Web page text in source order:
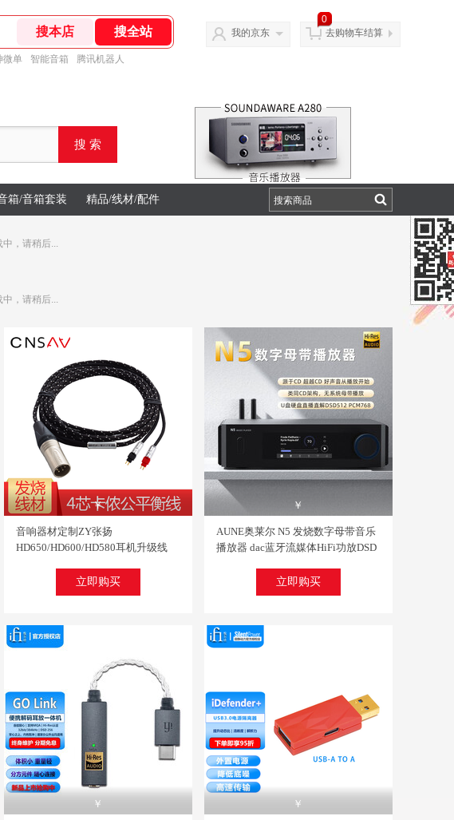
微单 智能音箱 腾讯机器人
我的京东
0
去购物车结算
搜 索
箱/音箱套装 精品/线材/配件
中，请稍后...
中，请稍后...
￥
音响器材定制ZY张扬
HD650/HD600/HD580耳机升级线
衡2.5M【ZY-002】
立即购买
￥
AUNE奥莱尔 N5 发烧数字母带音乐
播放器 dac蓝牙流媒体HiFi功放DSD
N5蓝牙版 新品立即购买
￥ ￥